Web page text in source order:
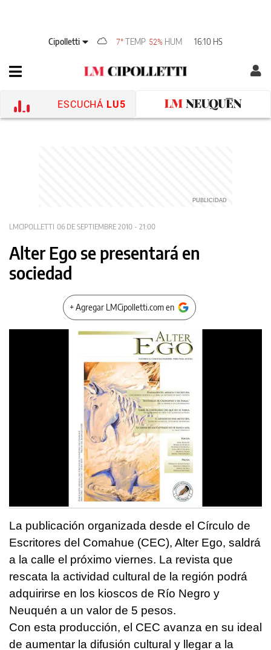
Cipolletti 7°TEMP 52% HUM 16:10 HS
ESCUCHÁ LU5
LMCIPOLLETTI 06 DE SEPTIEMBRE 2010 - 21:00
Alter Ego se presentará en
sociedad
+ Agregar LMCipolletti.com en
La publicación organizada desde el Círculo de
Escritores del Comahue (CEC), Alter Ego, saldrá
a la calle el próximo viernes. La revista que
rescata la actividad cultural de la región podrá
adquirirse en los kioscos de Río Negro y
Neuquén a un valor de 5 pesos.
Con esta producción, el CEC avanza en su ideal
de aumentar la difusión cultural y llegar a la